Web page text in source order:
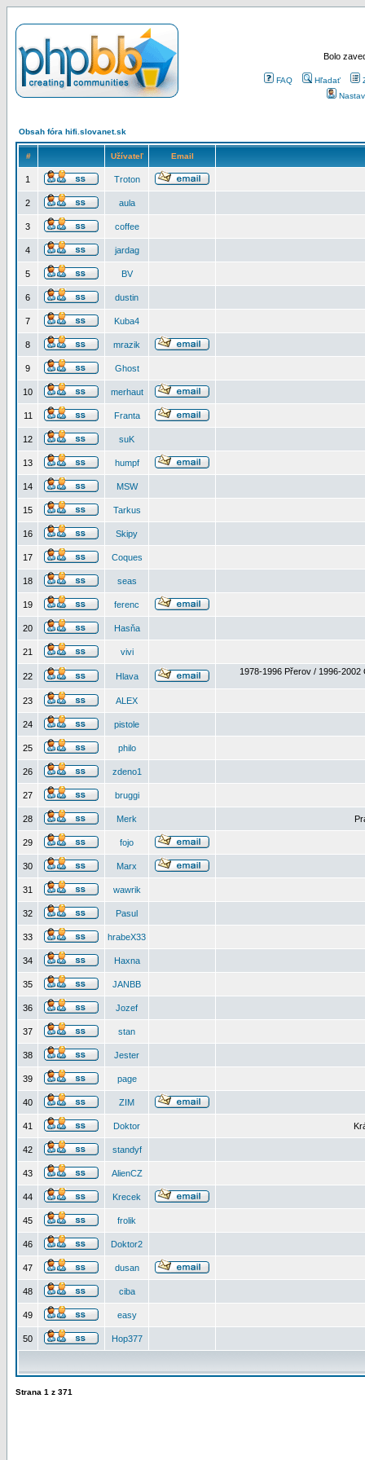
Bolo
FAQ Hľadať
Obsah fóra hifi.slovanet.sk
# Užívateľ Email
1 Troton
2 aula
3 coffee
4 jardag
5 BV
6 dustin
7 Kuba4
8 mrazik
9 Ghost
10 merhaut
11 Franta
12 suK
13 humpf
14 MSW
15 Tarkus
16 Skipy
17 Coques
18 seas
19 ferenc
20 Hasňa
21 vivi
22 Hlava 1978-1996 Přerov / 1996-2002
23 ALEX
24 pistole
25 philo
26 zdeno1
27 bruggi
28 Merk
29 fojo
30 Marx
31 wawrik
32 Pasul
33 hrabeX33
34 Haxna
35 JANBB
36 Jozef
37 stan
38 Jester
39 page
40 ZIM
41 Doktor
42 standyf
43 AlienCZ
44 Krecek
45 frolik
46 Doktor2
47 dusan
48 ciba
49 easy
50 Hop377
Strana 1 z 371